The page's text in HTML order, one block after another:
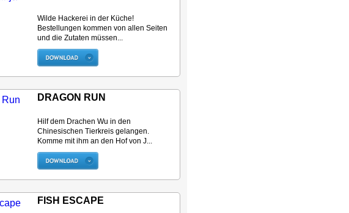
Wilde Hackerei in der Küche!
Bestellungen kommen von allen Seiten
und die Zutaten müssen...
DRAGON RUN
Hilf dem Drachen Wu in den
Chinesischen Tierkreis gelangen.
Komme mit ihm an den Hof von J...
FISH ESCAPE